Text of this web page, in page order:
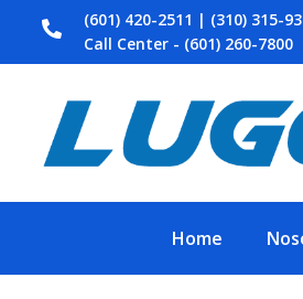
(601) 420-2511 | (310) 315-
Call Center - (601) 260-7800
Home